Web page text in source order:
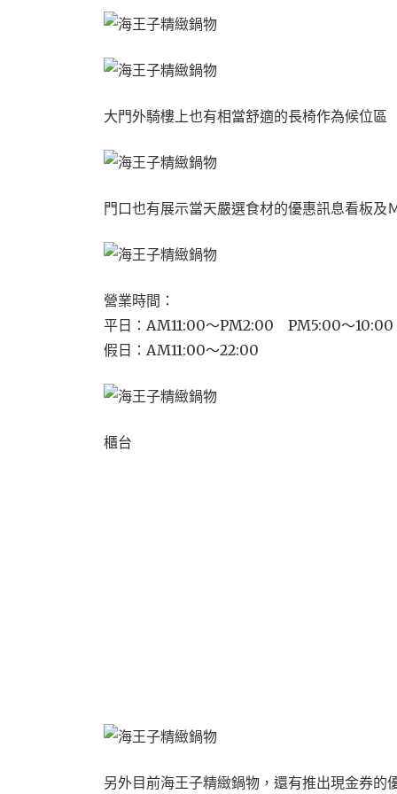
大門外騎樓上也有相當舒適的長椅作為候位區
門口也有展示當天嚴選食材的優惠訊息看板及
營業時間：
平日：AM11:00～PM2:00 PM5:00～10:00
假日：AM11:00～22:00
櫃台
另外目前海王子精緻鍋物，還有推出現金券的